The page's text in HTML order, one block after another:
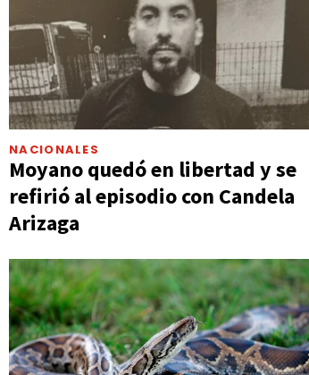
NACIONALES
Moyano quedó en libertad y se
refirió al episodio con Candela
Arizaga